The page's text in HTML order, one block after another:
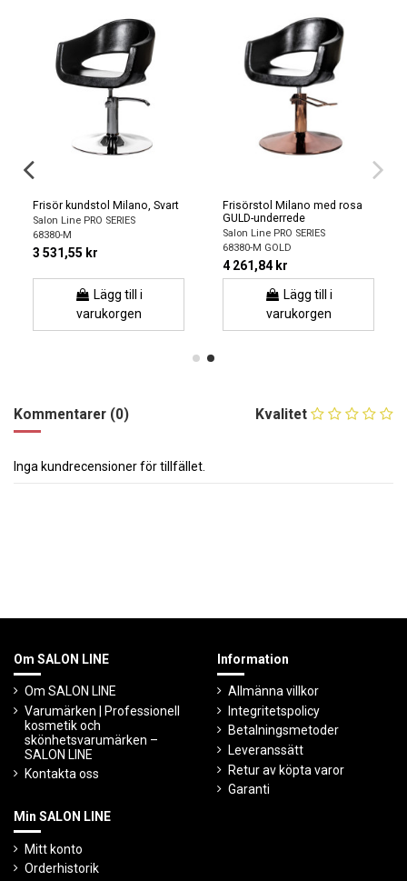
Frisör kundstol Milano, Svart
Salon Line PRO SERIES
68380-M
3 531,55 kr
Lägg till i
varukorgen
Frisörstol Milano med rosa
GULD-underrede
Salon Line PRO SERIES
68380-M GOLD
4 261,84 kr
Lägg till i
varukorgen
Kvalitet
Kommentarer (0)
Inga kundrecensioner för tillfället.
Om SALON LINE
Om SALON LINE
Varumärken | Professionell
kosmetik och
skönhetsvarumärken –
SALON LINE
Kontakta oss
Information
Allmänna villkor
Integritetspolicy
Betalningsmetoder
Leveranssätt
Retur av köpta varor
Garanti
Min SALON LINE
Mitt konto
Orderhistorik